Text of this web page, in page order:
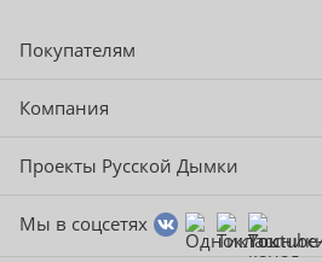
Покупателям
Компания
Проекты Русской Дымки
Мы в соцсетях